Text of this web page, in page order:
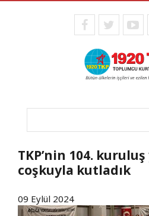
facebooktwitter
Ara
TKP’nin 104.
coşkuyla kutladık
09 Eylül 2024